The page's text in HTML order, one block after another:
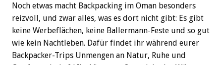
Noch etwas macht Backpacking im Oman besonders
reizvoll, und zwar alles, was es dort nicht gibt: Es gibt
keine Werbeflächen, keine Ballermann-Feste und so gut
wie kein Nachtleben. Dafür findet ihr während eurer
Backpacker-Trips Unmengen an Natur, Ruhe und